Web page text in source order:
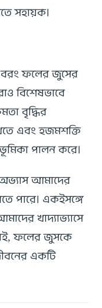
সহায়ক।
ফলের জুসের
বিশেষভাবে
বৃদ্ধির
এবং হজমশক্তি
পালন করে।
আমাদের
পারে। একইসঙ্গে
খাদ্যাভ্যাসে
ফলের জুসকে
একটি